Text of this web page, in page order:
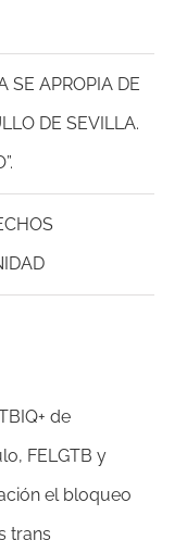
SE APROPIA DE
DE SEVILLA.
de
FELGTB y
el bloqueo
trans